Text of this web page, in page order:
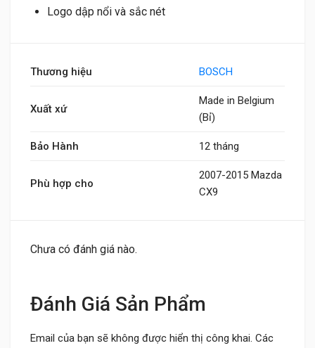
Logo dập nổi và sắc nét
Thương hiệu BOSCH
Xuất xứ
Made in Belgium
(Bỉ)
Bảo Hành 12 tháng
Phù hợp cho
2007-2015 Mazda
CX9
Chưa có đánh giá nào.
Đánh Giá Sản Phẩm
Email của bạn sẽ không được hiển thị công khai. Các